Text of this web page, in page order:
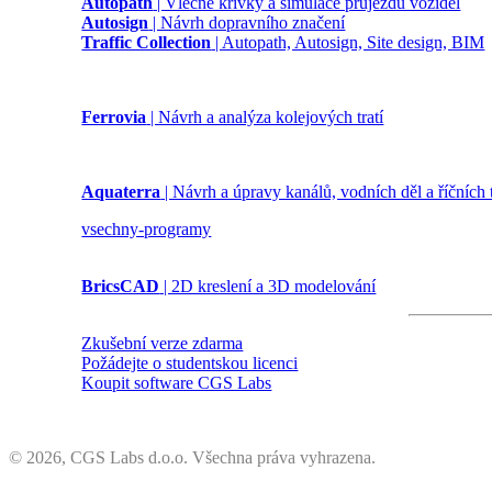
Autosign | Návrh dopravního značení
Traffic Collection | Autopath, Autosign, Site design, BIM
Ferrovia | Návrh a analýza kolejových tratí
Aquaterra | Návrh a úpravy kanálů, vodních děl a říčních
vsechny-programy
BricsCAD | 2D kreslení a 3D modelování
Zkušební verze zdarma
Požádejte o studentskou licenci
Koupit software CGS Labs
© 2026, CGS Labs d.o.o. Všechna práva vyhrazena.